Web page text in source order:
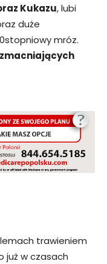
Kukazu, lubi
duże
mróz.
trawieniem
już w czasach